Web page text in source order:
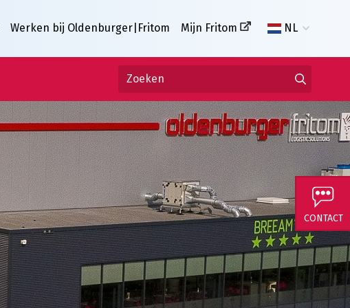
Werken bij Oldenburger|Fritom Mijn Fritom NL
CONTACT